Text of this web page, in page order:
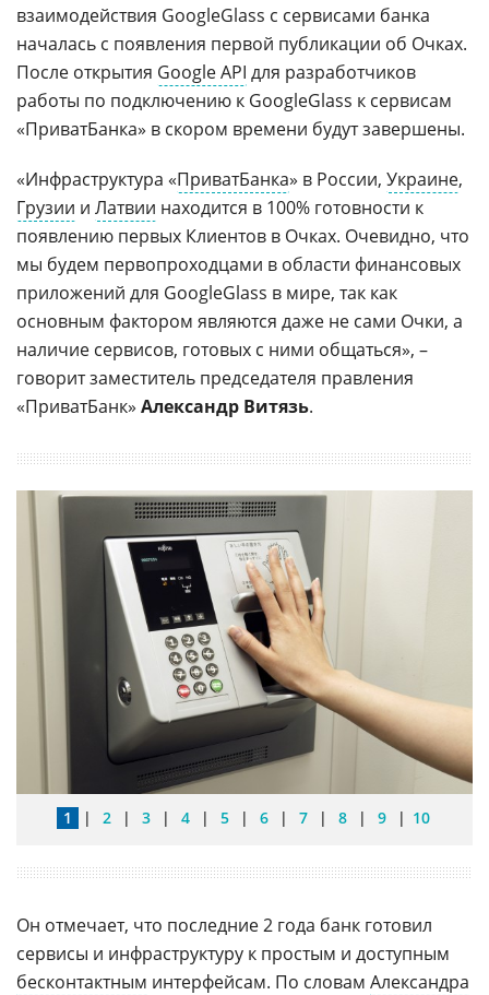
взаимодействия GoogleGlass с сервисами банка
началась с появления первой публикации об Очках.
После открытия Google API для разработчиков
работы по подключению к GoogleGlass к сервисам
«ПриватБанка» в скором времени будут завершены.
«Инфраструктура «ПриватБанка» в России, Украине,
Грузии и Латвии находится в 100% готовности к
появлению первых Клиентов в Очках. Очевидно, что
мы будем первопроходцами в области финансовых
приложений для GoogleGlass в мире, так как
основным фактором являются даже не сами Очки, а
наличие сервисов, готовых с ними общаться», –
говорит заместитель председателя правления
«ПриватБанк» Александр Витязь.
1 | 2 | 3 | 4 | 5 | 6 | 7 | 8 | 9 | 10
Он отмечает, что последние 2 года банк готовил
сервисы и инфраструктуру к простым и доступным
бесконтактным интерфейсам. По словам Александра